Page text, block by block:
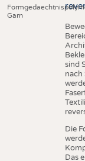
Garn
sind
nach
Die
Das